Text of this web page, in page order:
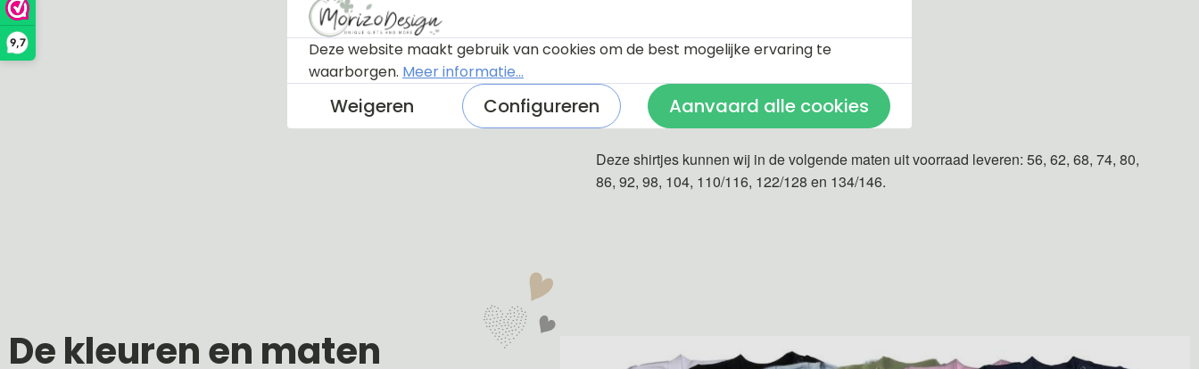
9,7
Licht blauw
Donker blauw
De shirtjes zijn van 100% katoen gemaakt.
Deze shirtjes kunnen wij in de volgende maten uit voorraad leveren: 56, 62, 68, 74, 80,
86, 92, 98, 104, 110/116, 122/128 en 134/146.
De kleuren en maten
Deze website maakt gebruik van cookies om de best mogelijke ervaring te
waarborgen. Meer informatie...
Weigeren Configureren Aanvaard alle cookies